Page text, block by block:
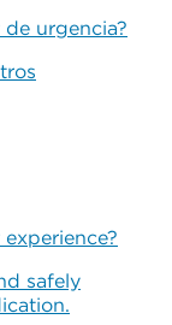
urgencia?
safely